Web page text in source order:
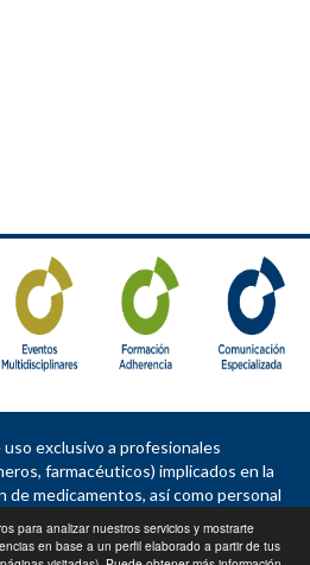
para analizar nuestros servicios y mostrarte
en base a un perfil elaborado a partir de tus
exclusivo a profesionales
farmacéuticos) implicados en la
de medicamentos, así como personal